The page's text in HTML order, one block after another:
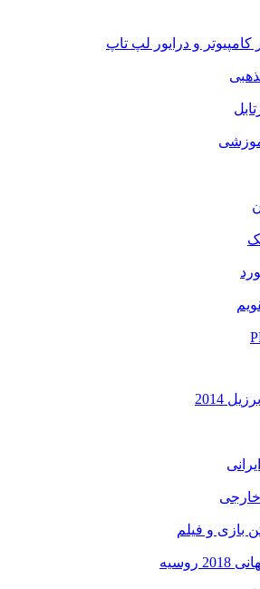
کامپیوتر و درایور لپ تاپ
2014
و فیلم